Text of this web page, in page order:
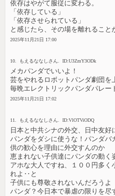
依存はやがて服従に変わる。
「依存している」
「依存させられている」
と感じたら、その場を離れること
2025年11月21日 17:00
10. もえるななしさん. ID:U3ZmY3ODk
メカパンダでいいよ！
芸をやれるロボットパンダ劇団を
毎晩エレクトリックパンダパレー
2025年11月21日 17:02
11. もえるななしさん. ID:VlOTViODQ
日本と中共シナの外交、日中友好
パンダをダシに使うな！パンダ
供の歓心を理由に外交すんのか
恵まれない子供達にパンダの動く
アホな大人ですね、１００円多
れよ‥と
子供にも尊敬されないんだろうよ
パンダ？今日本で暴虐の限りを尽